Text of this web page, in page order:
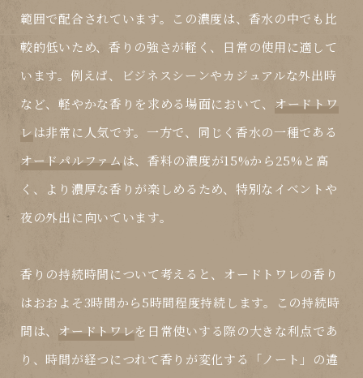
範囲で配合されています。この濃度は、香水の中でも比
較的低いため、香りの強さが軽く、日常の使用に適して
います。例えば、ビジネスシーンやカジュアルな外出時
など、軽やかな香りを求める場面において、 オードトワ
レは非常に人気です。一方で、同じく香水の一種である
オードパルファム は、香料の濃度が15%から25%と高
く、より濃厚な香りが楽しめるため、特別なイベントや
夜の外出に向いています。
香りの持続時間について考えると、 オードトワレの香り
はおおよそ3時間から5時間程度持続します。この持続時
間は、 オードトワレを日常使いする際の大きな利点であ
り、時間が経つにつれて香りが変化する「ノート」の違